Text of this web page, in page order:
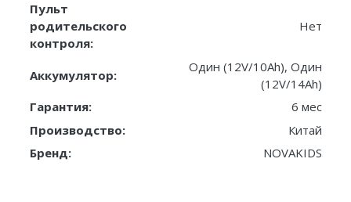
Пульт
родительского
контроля:
Нет
Аккумулятор:
Один (12V/10Ah), Один
(12V/14Ah)
Гарантия:
6 мес
Производство:
Китай
Бренд:
NOVAKIDS